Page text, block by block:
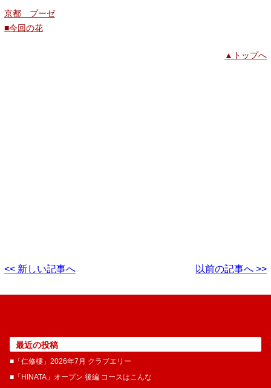
京都 プーゼ
■今回の花
▲トップへ
<< 新しい記事へ 以前の記事へ >>
最近の投稿
■「仁修樓」2026年7月 クラブエリー
■「HINATA」オープン 後編 コースはこんな